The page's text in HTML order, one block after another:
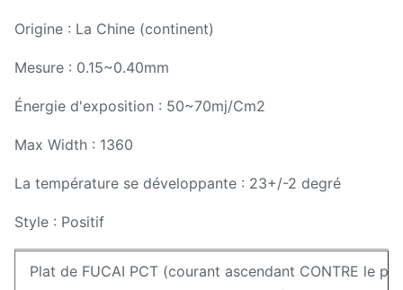
Origine : La Chine (continent)
Mesure : 0.15~0.40mm
Énergie d'exposition : 50~70mj/Cm2
Max Width : 1360
La température se développante : 23+/-2 degré
Style : Positif
Plat de FUCAI PCT (courant ascendant CONTRE le